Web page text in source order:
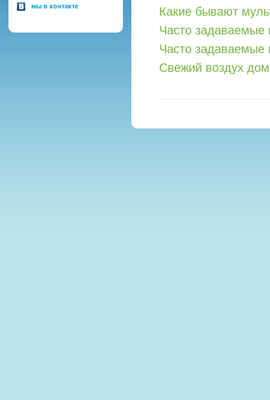
мы в контакте
Какие бывают
Часто задаваемые
Часто задаваемые
Свежий воздух